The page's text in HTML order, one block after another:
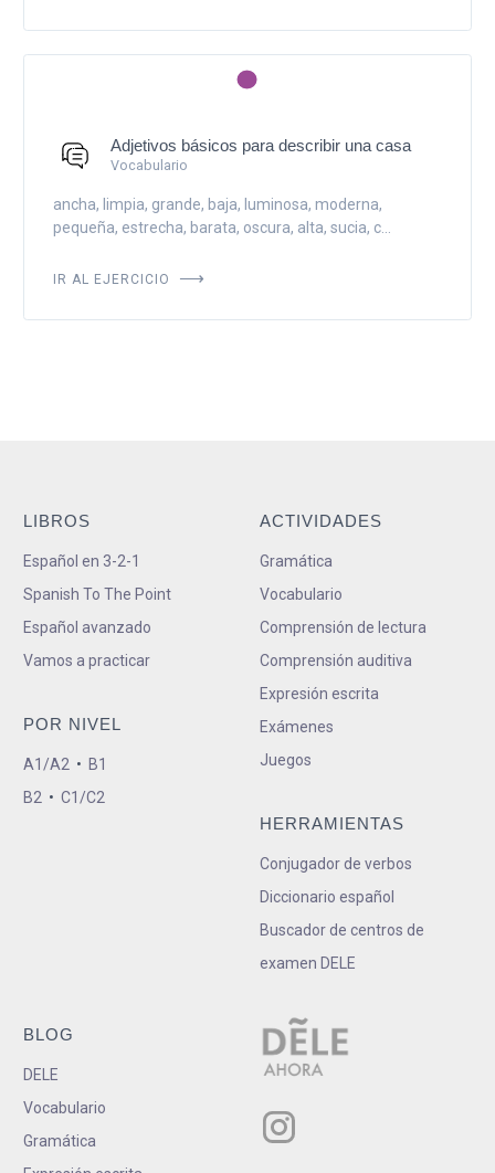
Adjetivos básicos para describir una casa
Vocabulario
ancha, limpia, grande, baja, luminosa, moderna,
pequeña, estrecha, barata, oscura, alta, sucia, c...
IR AL EJERCICIO
LIBROS
Español en 3-2-1
Spanish To The Point
Español avanzado
Vamos a practicar
POR NIVEL
A1/A2 • B1
B2 • C1/C2
ACTIVIDADES
Gramática
Vocabulario
Comprensión de lectura
Comprensión auditiva
Expresión escrita
Exámenes
Juegos
HERRAMIENTAS
Conjugador de verbos
Diccionario español
Buscador de centros de
examen DELE
BLOG
DELE
Vocabulario
Gramática